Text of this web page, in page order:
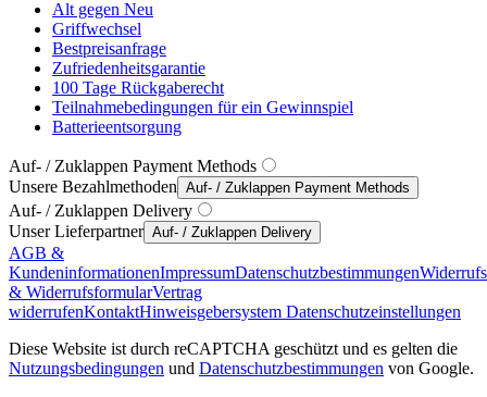
Alt gegen Neu
Griffwechsel
Bestpreisanfrage
Zufriedenheitsgarantie
100 Tage Rückgaberecht
Teilnahmebedingungen für ein Gewinnspiel
Batterieentsorgung
Auf- / Zuklappen Payment Methods
Unsere Bezahlmethoden Auf- / Zuklappen Payment Methods
Auf- / Zuklappen Delivery
Unser Lieferpartner Auf- / Zuklappen Delivery
AGB &
KundeninformationenImpressumDatenschutzbestimmungen
& WiderrufsformularVertrag
widerrufenKontaktHinweisgebersystem Datenschutzeinstellungen
Diese Website ist durch reCAPTCHA geschützt und es gelten die
Nutzungsbedingungen und Datenschutzbestimmungen von Google.